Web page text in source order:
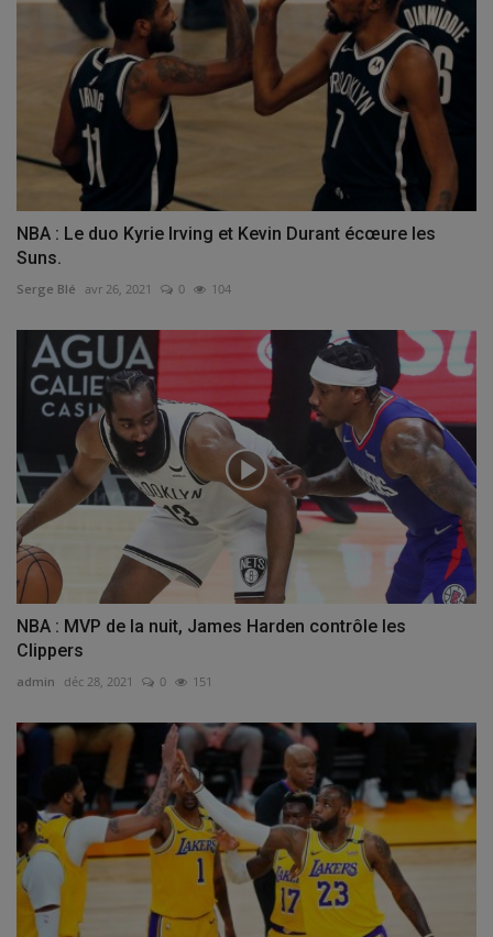
NBA : Le duo Kyrie Irving et Kevin Durant écœure les
Suns.
Serge Blé avr 26, 2021 0 104
NBA : MVP de la nuit, James Harden contrôle les
Clippers
admin déc 28, 2021 0 151